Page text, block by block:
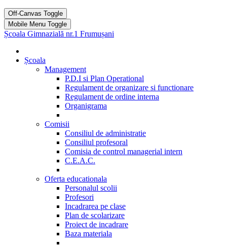
Off-Canvas Toggle
Mobile Menu Toggle
Școala Gimnazială nr.1 Frumușani
Școala
Management
P.D.I si Plan Operational
Regulament de organizare si functionare
Regulament de ordine interna
Organigrama
Comisii
Consiliul de administratie
Consiliul profesoral
Comisia de control managerial intern
C.E.A.C.
Oferta educationala
Personalul scolii
Profesori
Incadrarea pe clase
Plan de scolarizare
Proiect de incadrare
Baza materiala